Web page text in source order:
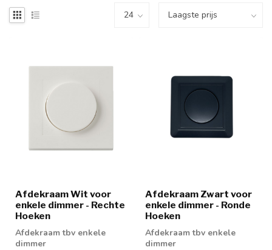
Afdekraam Wit voor
enkele dimmer - Rechte
Hoeken
Afdekraam tbv enkele
dimmer
Afdekraam Zwart voor
enkele dimmer - Ronde
Hoeken
Afdekraam tbv enkele
dimmer